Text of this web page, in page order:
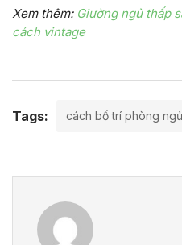
Xem thêm: Giường ngủ thấp
cách vintage
Tags: cách bố trí phòng ngủ